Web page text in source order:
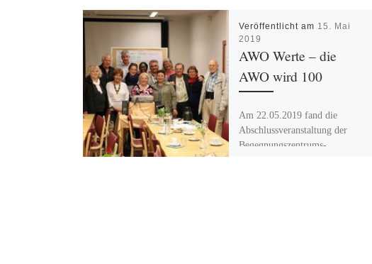
Veröffentlicht am 15. Mai
2019
AWO Werte – die
AWO wird 100
Am 22.05.2019 fand die
Abschlussveranstaltung der
Begegnungszentrums-